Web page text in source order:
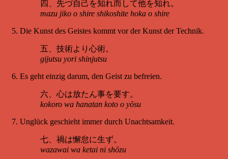
四、先づ自己を知れ而して他を知れ。
mazu jiko o shire shikoshite hoka o shire
Die Kunst des Geistes kommt vor der Kunst der Technik.
五、技術より心術。
gijutsu yori shinjutsu
Es geht einzig darum, den Geist zu befreien.
六、心は放たん事を要す。
kokoro wa hanatan koto o yōsu
Unglück geschieht immer durch Unachtsamkeit.
七、禍は懈怠に生ず。
wazawai wa ketai ni shōzu